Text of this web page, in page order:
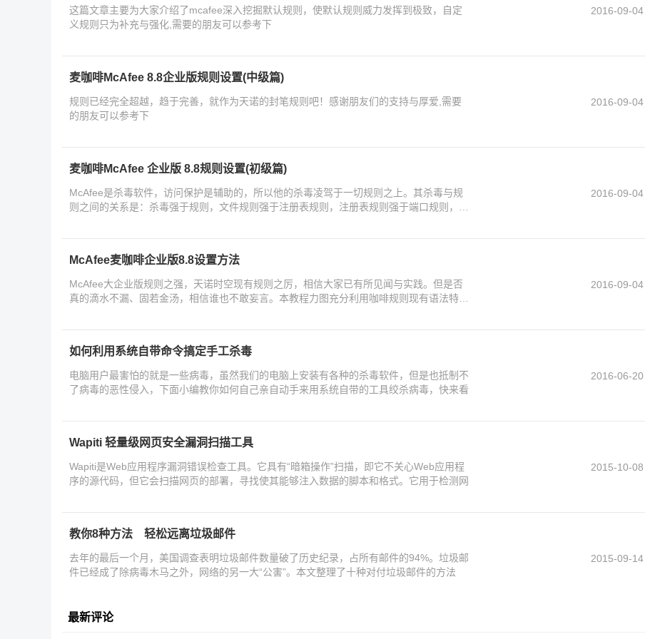
这篇文章主要为大家介绍了mcafee深入挖掘默认规则，使默认规则威力发挥到极致，自定
义规则只为补充与强化,需要的朋友可以参考下
2016-09-04
麦咖啡McAfee 8.8企业版规则设置(中级篇)
规则已经完全超越，趋于完善，就作为天诺的封笔规则吧！感谢朋友们的支持与厚爱,需要
的朋友可以参考下
2016-09-04
麦咖啡McAfee 企业版 8.8规则设置(初级篇)
McAfee是杀毒软件，访问保护是辅助的，所以他的杀毒凌驾于一切规则之上。其杀毒与规
则之间的关系是：杀毒强于规则，文件规则强于注册表规则，注册表规则强于端口规则，但
2016-09-04
McAfee麦咖啡企业版8.8设置方法
McAfee大企业版规则之强，天诺时空现有规则之厉，相信大家已有所见闻与实践。但是否
真的滴水不漏、固若金汤，相信谁也不敢妄言。本教程力图充分利用咖啡规则现有语法特
2016-09-04
如何利用系统自带命令搞定手工杀毒
电脑用户最害怕的就是一些病毒，虽然我们的电脑上安装有各种的杀毒软件，但是也抵制不
了病毒的恶性侵入，下面小编教你如何自己亲自动手来用系统自带的工具绞杀病毒，快来看
2016-06-20
Wapiti 轻量级网页安全漏洞扫描工具
Wapiti是Web应用程序漏洞错误检查工具。它具有“暗箱操作”扫描，即它不关心Web应用程
序的源代码，但它会扫描网页的部署，寻找使其能够注入数据的脚本和格式。它用于检测网
2015-10-08
教你8种方法 轻松远离垃圾邮件
去年的最后一个月，美国调查表明垃圾邮件数量破了历史纪录，占所有邮件的94%。垃圾邮
件已经成了除病毒木马之外，网络的另一大“公害”。本文整理了十种对付垃圾邮件的方法
2015-09-14
最新评论